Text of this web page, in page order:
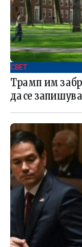
СВЕТ .
Трамп им
да се